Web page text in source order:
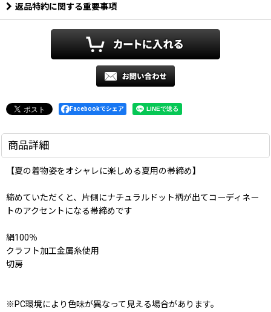
返品特約に関する重要事項
Facebookでシェア
商品詳細
【夏の着物姿をオシャレに楽しめる夏用の帯締め】
締めていただくと、片側にナチュラルドット柄が出てコーディネー
トのアクセントになる帯締めです
絹100％
クラフト加工金属糸使用
切房
※PC環境により色味が異なって見える場合があります。